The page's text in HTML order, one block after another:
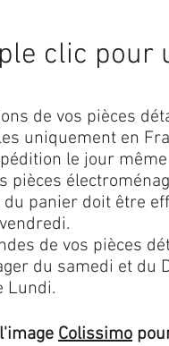
clic pour
de vos pièces
uniquement en
le jour
pièces
panier doit être
de vos pièces
du samedi et du
Lundi.
Colissimo